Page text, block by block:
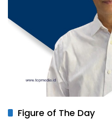
Figure of The Day